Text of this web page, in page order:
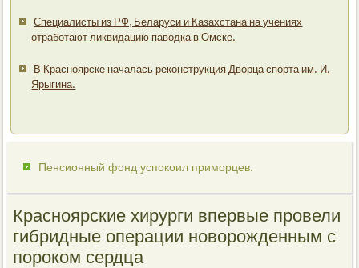
Специалисты из РФ, Беларуси и Казахстана на учениях
отработают ликвидацию паводка в Омске.
В Красноярске началась реконструкция Дворца спорта им. И.
Ярыгина.
Пенсионный фонд успокоил приморцев.
Красноярские хирурги впервые провели
гибридные операции новорожденным с
пороком сердца